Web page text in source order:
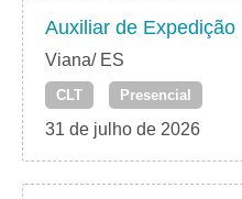
Auxiliar de Expedição
Viana/ ES
CLT Presencial
31 de julho de 2026